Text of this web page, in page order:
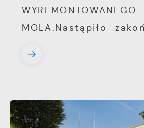
WYREMONTOWANEGO
MOLA.Nastąpiło